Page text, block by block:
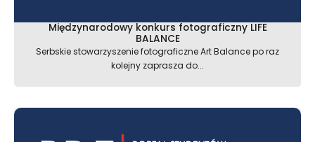
Międzynarodowy konkurs fotograficzny LIFE
BALANCE
Serbskie stowarzyszenie fotograficzne Art Balance po raz
kolejny zaprasza do...